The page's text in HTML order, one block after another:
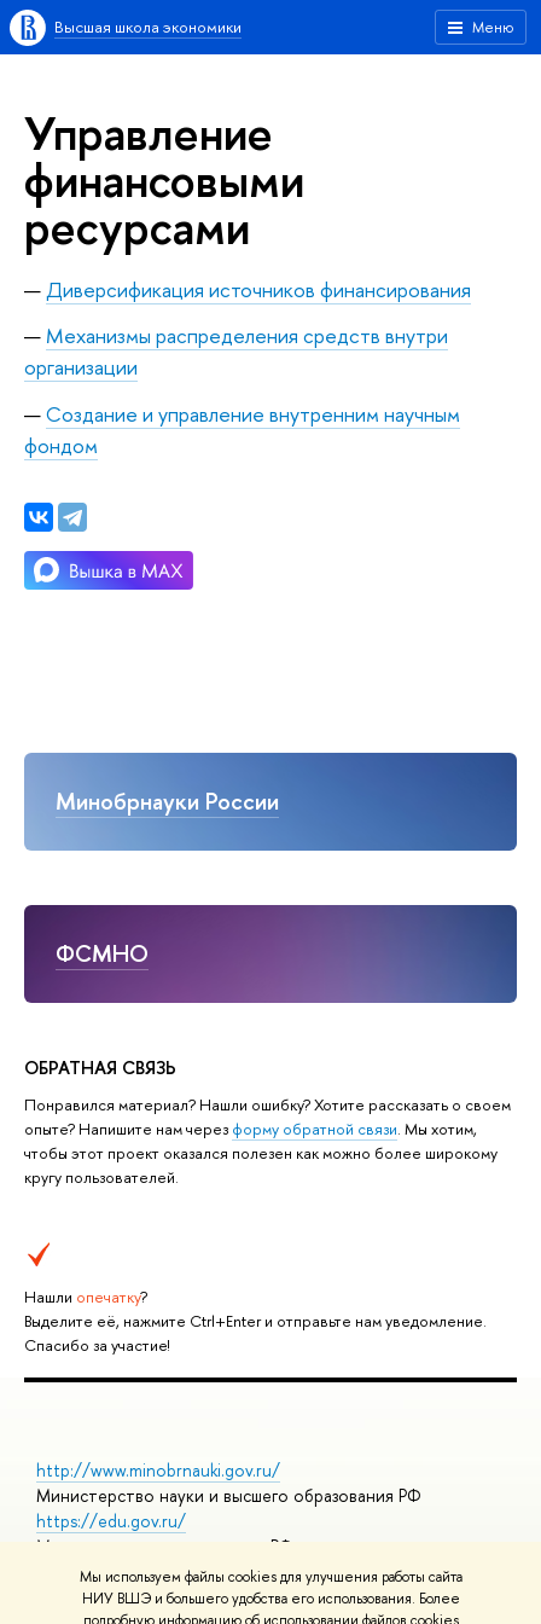
Мы используем файлы cookies для улучшения работы сайта
НИУ ВШЭ и большего удобства его использования. Более
Меню
Высшая школа экономики
Минобрнауки России
ФСМНО
ОБРАТНАЯ СВЯЗЬ
Понравился материал? Нашли ошибку? Хотите рассказать о своем
опыте? Напишите нам через форму обратной связи. Мы хотим,
чтобы этот проект оказался полезен как можно более широкому
кругу пользователей.
Нашли опечатку?
Выделите её, нажмите Ctrl+Enter и отправьте нам уведомление.
Спасибо за участие!
Управление
финансовыми
ресурсами
Диверсификация источников финансирования
Механизмы распределения средств внутри
организации
Создание и управление внутренним научным
фондом
http://www.minobrnauki.gov.ru/
Министерство науки и высшего образования РФ
https://edu.gov.ru/
Министерство просвещения РФ
https://elearning.hse.ru/mooc
Массовые открытые онлайн-курсы